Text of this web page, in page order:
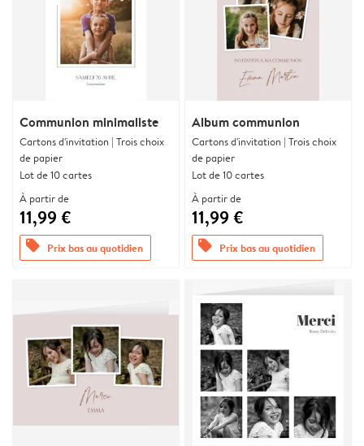
Communion minimaliste
Cartons d'invitation | Trois choix
de papier
Lot de 10 cartes
À partir de
11,99 €
offers Prix bas au quotidien
Album communion
Cartons d'invitation | Trois choix
de papier
Lot de 10 cartes
À partir de
11,99 €
offers Prix bas au quotidien